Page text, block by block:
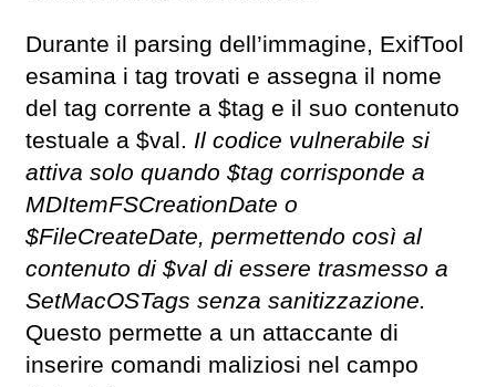
Durante il parsing dell’immagine, ExifTool
esamina i tag trovati e assegna il nome
del tag corrente a $tag e il suo contenuto
testuale a $val. Il codice vulnerabile si
attiva solo quando $tag corrisponde a
MDItemFSCreationDate o
$FileCreateDate, permettendo così al
contenuto di $val di essere trasmesso a
SetMacOSTags senza sanitizzazione.
Questo permette a un attaccante di
inserire comandi maliziosi nel campo